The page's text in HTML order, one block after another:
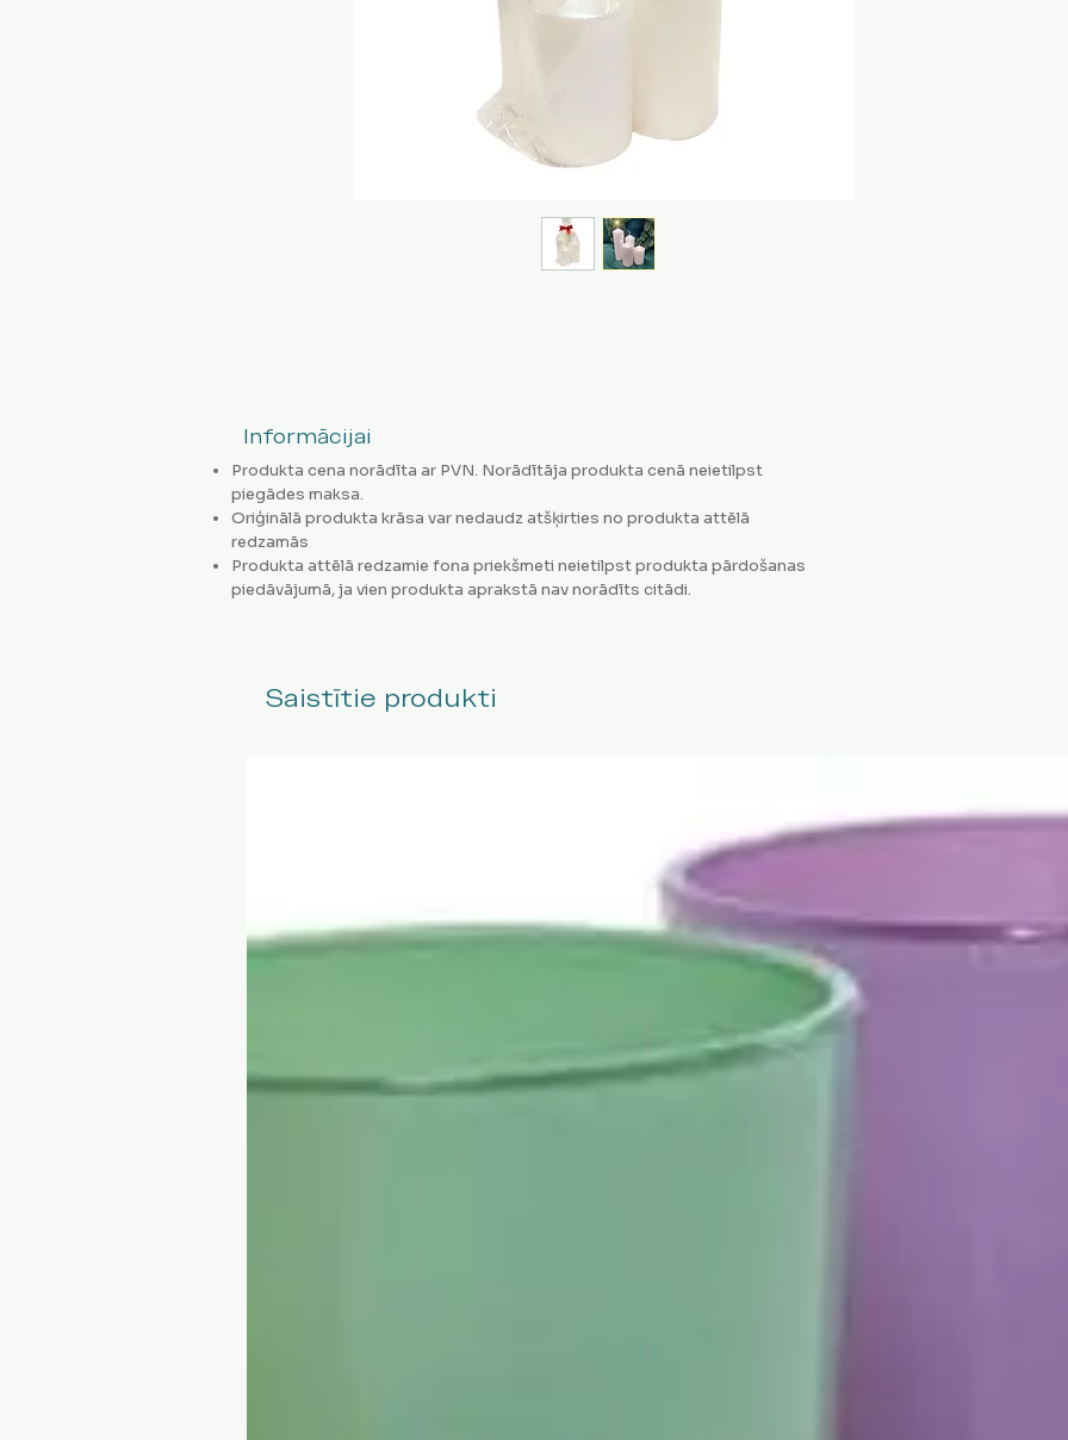
Informācijai
Produkta cena norādīta ar PVN. Norādītāja produkta cenā neietilpst
piegādes maksa.
Oriģinālā produkta krāsa var nedaudz atšķirties no produkta attēlā
redzamās
Produkta attēlā redzamie fona priekšmeti neietilpst produkta pārdošanas
piedāvājumā, ja vien produkta aprakstā nav norādīts citādi.
Saistītie produkti